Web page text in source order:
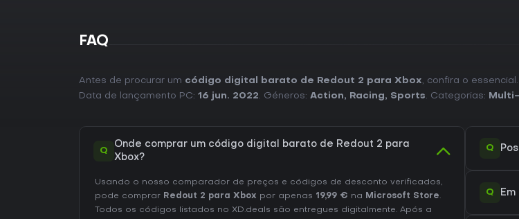
FAQ
Antes de procurar um código digital barato de Redout 2 para Xbox, confira o
Data de lançamento PC: 16 jun. 2022. Géneros: Action, Racing, Sports. Categorias:
Q
Onde comprar um código digital barato de Redout 2 para
Xbox?
Usando o nosso comparador de preços e códigos de desconto verificados,
pode comprar Redout 2 para Xbox por apenas 19,99 € na Microsoft Store.
Todos os códigos listados no XD.deals são entregues digitalmente. Após a
Q
Q